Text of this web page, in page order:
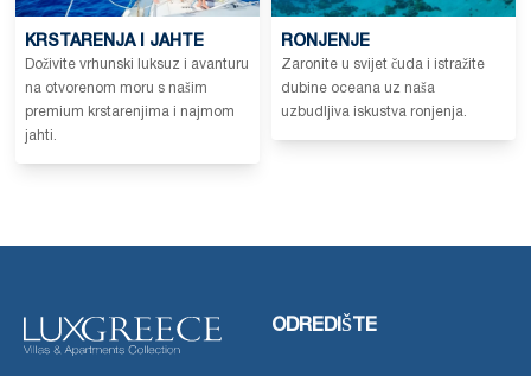
KRSTARENJA I JAHTE
Doživite vrhunski luksuz i avanturu
na otvorenom moru s našim
premium krstarenjima i najmom
jahti.
RONJENJE
Zaronite u svijet čuda i istražite
dubine oceana uz naša
uzbudljiva iskustva ronjenja.
ODREDIŠTE